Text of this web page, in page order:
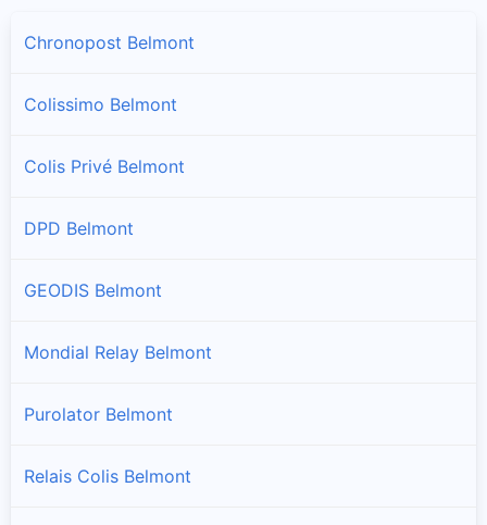
Chronopost Belmont
Colissimo Belmont
Colis Privé Belmont
DPD Belmont
GEODIS Belmont
Mondial Relay Belmont
Purolator Belmont
Relais Colis Belmont